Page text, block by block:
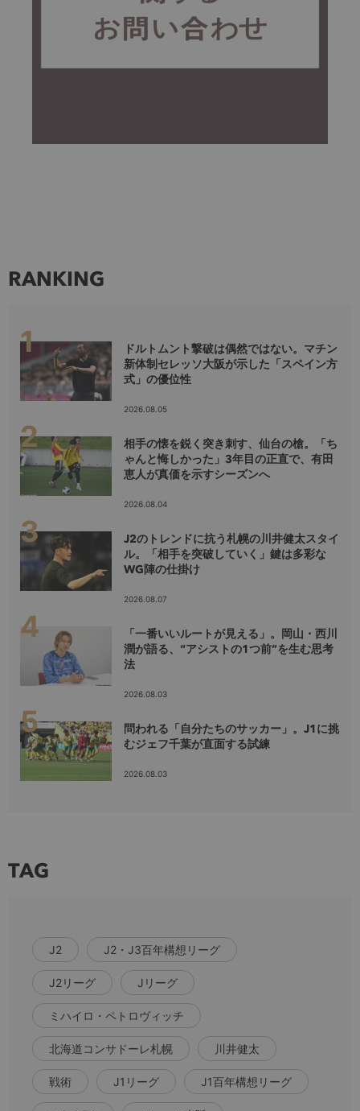
RANKING
ドルトムント撃破は偶然ではない。マチン
新体制セレッソ大阪が示した「スペイン方
式」の優位性
2026.08.05
相手の懐を鋭く突き刺す、仙台の槍。「ち
ゃんと悔しかった」3年目の正直で、有田
恵人が真価を示すシーズンへ
2026.08.04
J2のトレンドに抗う札幌の川井健太スタイ
ル。「相手を突破していく」鍵は多彩な
WG陣の仕掛け
2026.08.07
「一番いいルートが見える」。岡山・西川
潤が語る、“アシストの1つ前”を生む思考
法
2026.08.03
問われる「自分たちのサッカー」。J1に挑
むジェフ千葉が直面する試練
2026.08.03
TAG
J2 J2・J3百年構想リーグ
J2リーグ Jリーグ
ミハイロ・ペトロヴィッチ
北海道コンサドーレ札幌 川井健太
戦術 J1リーグ J1百年構想リーグ